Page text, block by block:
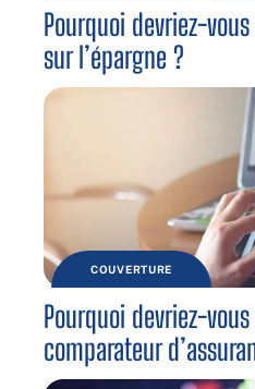
Pourquoi devriez-
sur l’épargne ?
COUVERTURE
Pourquoi devriez-
comparateur